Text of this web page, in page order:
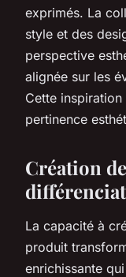
exprimés. La
style et des
perspective
alignée sur les
Cette
pertinence
Création
La capacité à
produit
enrichissante